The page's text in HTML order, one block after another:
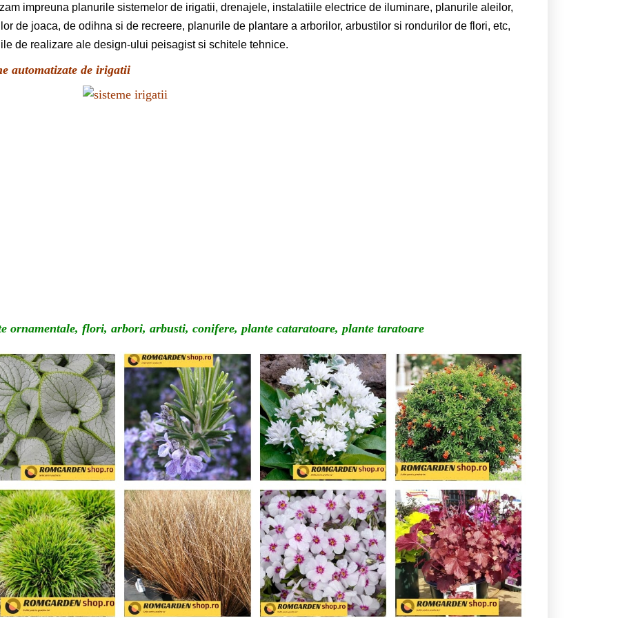
impreuna planurile sistemelor de irigatii, drenajele, instalatiile electrice de iluminare, planurile aleilor,
de joaca, de odihna si de recreere, planurile de plantare a arborilor, arbustilor si rondurilor de flori, etc,
de realizare ale design-ului peisagist si schitele tehnice.
automatizate de irigatii
ornamentale, flori, arbori, arbusti, conifere, plante cataratoare, plante taratoare